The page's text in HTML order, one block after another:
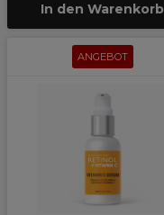
In den Warenkorb
ANGEBOT